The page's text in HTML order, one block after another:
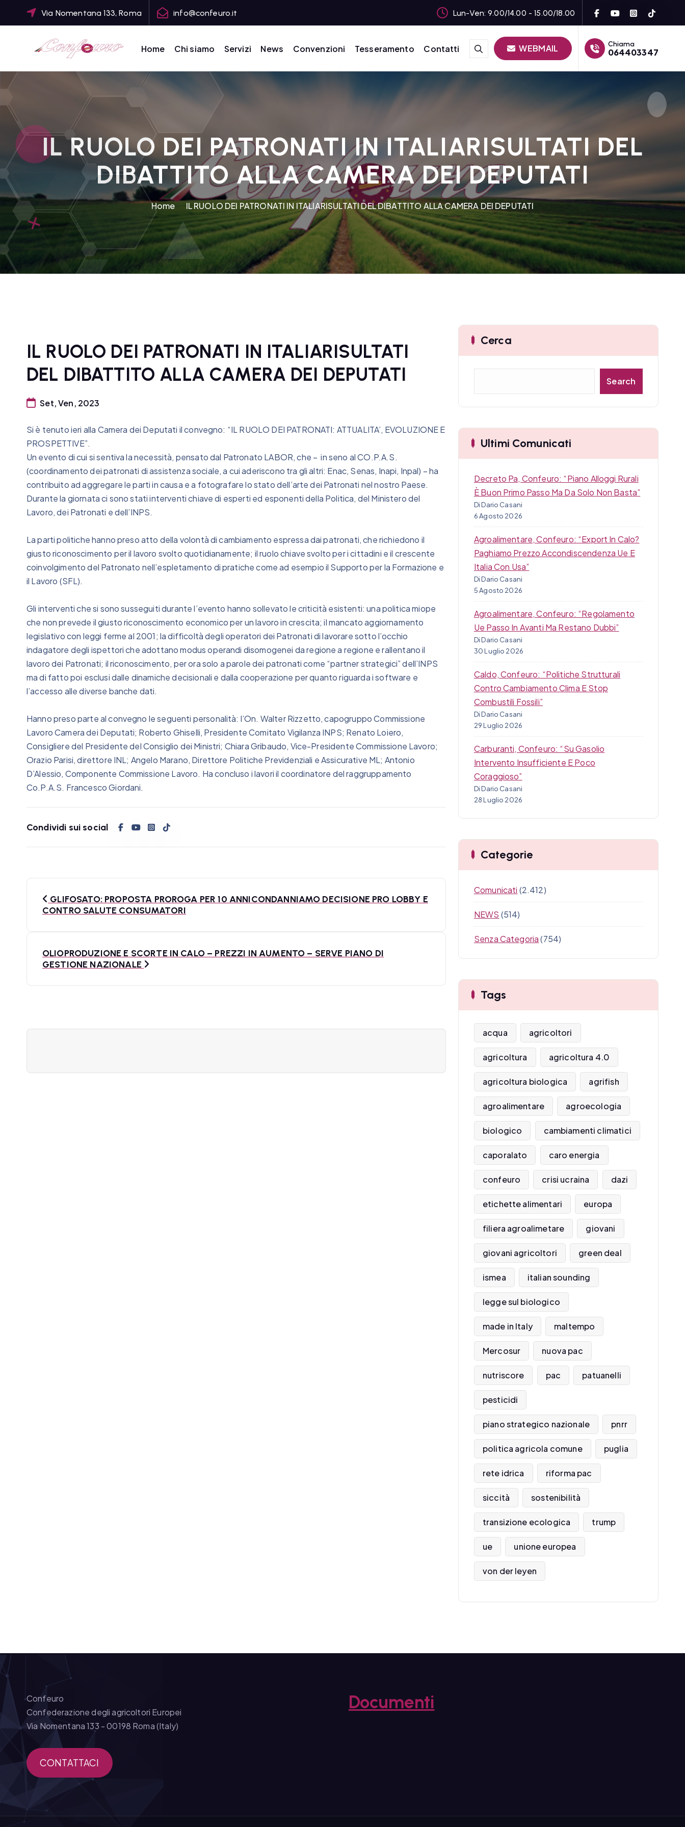
c
Via Nomentana 133, Roma info@confeuro.it Lun-Ven: 9.00/14.00 - 15.00/18.00
Home Chi siamo Servizi News Convenzioni Tesseramento Contatti WEBMAIL Chiama
064403347
IL RUOLO DEI PATRONATI IN ITALIARISULTATI DEL
DIBATTITO ALLA CAMERA DEI DEPUTATI
Home IL RUOLO DEI PATRONATI IN ITALIARISULTATI DEL DIBATTITO ALLA CAMERA DEI DEPUTATI
IL RUOLO DEI PATRONATI IN ITALIARISULTATI
DEL DIBATTITO ALLA CAMERA DEI DEPUTATI
Set, Ven, 2023
Si è tenuto ieri alla Camera dei Deputati il convegno: “IL RUOLO DEI PATRONATI: ATTUALITA’, EVOLUZIONE E
PROSPETTIVE”.
Un evento di cui si sentiva la necessità, pensato dal Patronato LABOR, che – in seno al CO.P.A.S.
(coordinamento dei patronati di assistenza sociale, a cui aderiscono tra gli altri: Enac, Senas, Inapi, Inpal) – ha
contribuito ad aggregare le parti in causa e a fotografare lo stato dell’arte dei Patronati nel nostro Paese.
Durante la giornata ci sono stati interventi chiave di esperti ed esponenti della Politica, del Ministero del
Lavoro, dei Patronati e dell’INPS.
La parti politiche hanno preso atto della volontà di cambiamento espressa dai patronati, che richiedono il
giusto riconoscimento per il lavoro svolto quotidianamente; il ruolo chiave svolto per i cittadini e il crescente
coinvolgimento del Patronato nell’espletamento di pratiche come ad esempio il Supporto per la Formazione e
il Lavoro (SFL).
Gli interventi che si sono susseguiti durante l’evento hanno sollevato le criticità esistenti: una politica miope
che non prevede il giusto riconoscimento economico per un lavoro in crescita; il mancato aggiornamento
legislativo con leggi ferme al 2001; la difficoltà degli operatori dei Patronati di lavorare sotto l’occhio
indagatore degli ispettori che adottano modus operandi disomogenei da regione a regione e rallentano il
lavoro dei Patronati; il riconoscimento, per ora solo a parole dei patronati come “partner strategici” dell’INPS
ma di fatto poi esclusi dalle dinamiche decisionali e dalla cooperazione per quanto riguarda i software e
l’accesso alle diverse banche dati.
Hanno preso parte al convegno le seguenti personalità: l’On. Walter Rizzetto, capogruppo Commissione
Lavoro Camera dei Deputati; Roberto Ghiselli, Presidente Comitato Vigilanza INPS; Renato Loiero,
Consigliere del Presidente del Consiglio dei Ministri; Chiara Gribaudo, Vice-Presidente Commissione Lavoro;
Orazio Parisi, direttore INL; Angelo Marano, Direttore Politiche Previdenziali e Assicurative ML; Antonio
D’Alessio, Componente Commissione Lavoro. Ha concluso i lavori il coordinatore del raggruppamento
Co.P.A.S. Francesco Giordani.
Condividi sui social
GLIFOSATO: PROPOSTA PROROGA PER 10 ANNICONDANNIAMO DECISIONE PRO LOBBY E
CONTRO SALUTE CONSUMATORI
OLIOPRODUZIONE E SCORTE IN CALO – PREZZI IN AUMENTO – SERVE PIANO DI
GESTIONE NAZIONALE
Cerca
a
Search
Ultimi Comunicati
Decreto Pa, Confeuro: “Piano Alloggi Rurali
È Buon Primo Passo Ma Da Solo Non Basta”
Di Dario Casani
6 Agosto 2026
Agroalimentare, Confeuro: “Export In Calo?
Paghiamo Prezzo Accondiscendenza Ue E
Italia Con Usa”
Di Dario Casani
5 Agosto 2026
Agroalimentare, Confeuro: “Regolamento
Ue Passo In Avanti Ma Restano Dubbi”
Di Dario Casani
30 Luglio 2026
Caldo, Confeuro: “Politiche Strutturali
Contro Cambiamento Clima E Stop
Combustili Fossili”
Di Dario Casani
29 Luglio 2026
Carburanti, Confeuro: “Su Gasolio
Intervento Insufficiente E Poco
Coraggioso”
Di Dario Casani
28 Luglio 2026
Categorie
Comunicati (2.412)
NEWS (514)
Senza Categoria(754)
Tags
acqua agricoltori
agricoltura agricoltura 4.0
agricoltura biologica agrifish
agroalimentare agroecologia
biologico cambiamenti climatici
caporalato caro energia
confeuro crisi ucraina dazi
etichette alimentari europa
filiera agroalimetare giovani
giovani agricoltori green deal
ismea italian sounding
legge sul biologico
made in Italy maltempo
Mercosur nuova pac
nutriscore pac patuanelli
pesticidi
piano strategico nazionale pnrr
politica agricola comune puglia
rete idrica riforma pac
siccità sostenibilità
transizione ecologica trump
ue unione europea
von der leyen
Confeuro
Confederazione degli agricoltori Europei
Via Nomentana 133 - 00198 Roma (Italy)
CONTATTACI
Documenti